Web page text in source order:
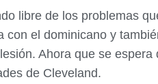
libre de los problemas
el dominicano y
Ahora que se
de Cleveland.